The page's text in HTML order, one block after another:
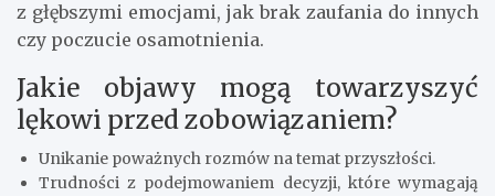
z głębszymi emocjami, jak brak zaufania do innych
czy poczucie osamotnienia.
Jakie objawy mogą towarzyszyć
lękowi przed zobowiązaniem?
Unikanie poważnych rozmów na temat przyszłości.
Trudności z podejmowaniem decyzji, które wymagają